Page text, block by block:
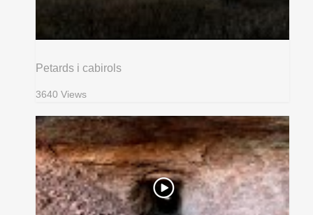
Petards i cabirols
3640 Views